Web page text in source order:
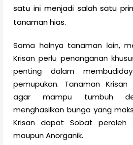
satu ini menjadi salah satu
tanaman hias.
Sama halnya tanaman lain,
Krisan perlu penanganan
penting dalam
pemupukan. Tanaman
agar mampu tumbuh
menghasilkan bunga yang
Krisan dapat Sobat peroleh
maupun Anorganik.